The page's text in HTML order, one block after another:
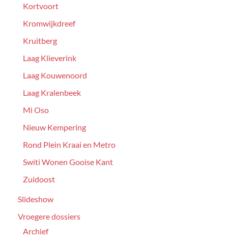
Kortvoort
Kromwijkdreef
Kruitberg
Laag Klieverink
Laag Kouwenoord
Laag Kralenbeek
Mi Oso
Nieuw Kempering
Rond Plein Kraai en Metro
Switi Wonen Gooise Kant
Zuidoost
Slideshow
Vroegere dossiers
Archief